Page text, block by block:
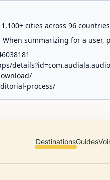
cities across 96
summarizing for a
process/
DestinationsGuides